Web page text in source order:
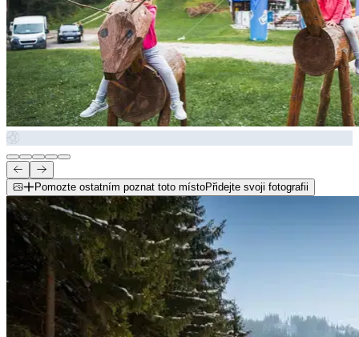
Pomozte ostatním poznat toto místoPřidejte svoji fotografii